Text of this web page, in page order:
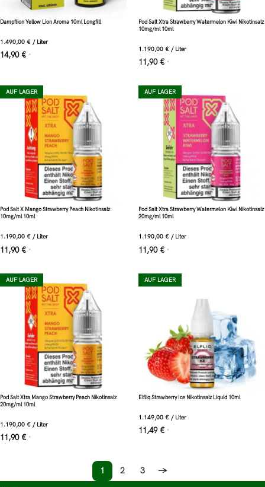
Dampflion Yellow Lion Aroma 10ml Longfill
1.490,00 € / Liter
14,90 € *
Pod Salt Xtra Strawberry Watermelon Kiwi Nikotinsalz
10mg/ml 10ml
1.190,00 € / Liter
11,90 € *
AUF LAGER
Pod Salt X Mango Strawberry Peach Nikotinsalz
10mg/ml 10ml
1.190,00 € / Liter
11,90 € *
AUF LAGER
Pod Salt Xtra Strawberry Watermelon Kiwi Nikotinsalz
20mg/ml 10ml
1.190,00 € / Liter
11,90 € *
AUF LAGER
Pod Salt Xtra Mango Strawberry Peach Nikotinsalz
20mg/ml 10ml
1.190,00 € / Liter
11,90 € *
AUF LAGER
Elfliq Strawberry Ice Nikotinsalz Liquid 10ml
1.149,00 € / Liter
11,49 € *
1 2 3 →